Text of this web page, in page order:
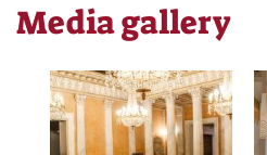
Media gallery